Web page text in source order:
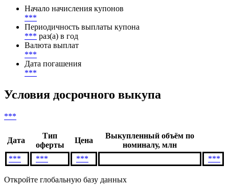
Начало начисления купонов
***
Периодичность выплаты купона
*** раз(а) в год
Валюта выплат
***
Дата погашения
***
Условия досрочного выкупа
***
Дата
Тип
оферты
Цена
Выкупленный объём по
номиналу, млн
***
*** *** ***
Откройте глобальную базу данных